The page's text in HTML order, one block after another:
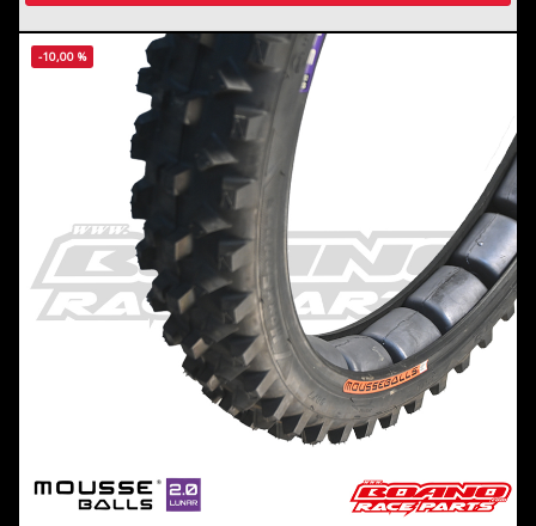
-10,00 %